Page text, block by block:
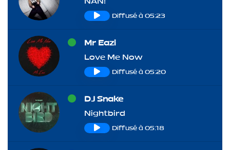
Diffusé à 05:23
Mr Eazi
Love Me Now
Diffusé à 05:20
DJ Snake
Nightbird
Diffusé à 05:18